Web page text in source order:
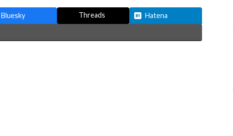
Bluesky Threads Hatena